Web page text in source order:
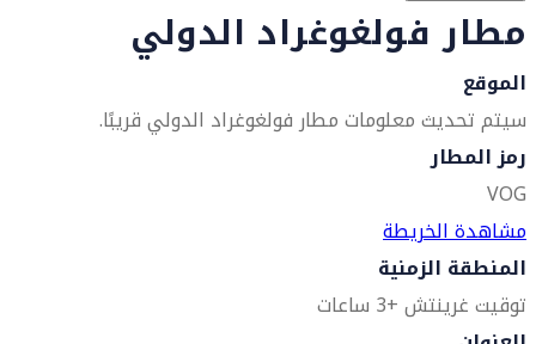
مطار فولغوغراد الدولي
الموقع
سيتم تحديث معلومات مطار فولغوغراد الدولي قريبًا.
رمز المطار
VOG
مشاهدة الخريطة
المنطقة الزمنية
توقيت غرينتش +3 ساعات